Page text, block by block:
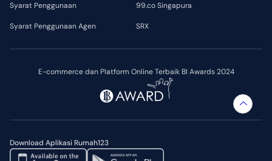
E-commerce dan Platform Online Terbaik BI Awards 2024
Download Aplikasi Rumah123
Syarat Penggunaan
Syarat Penggunaan Agen
99.co Singapura
SRX